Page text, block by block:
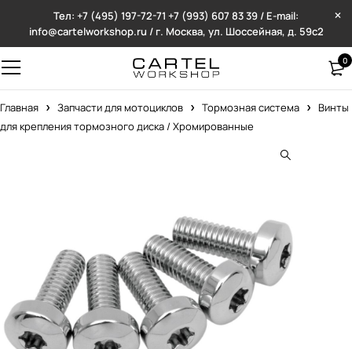
Тел: +7 (495) 197-72-71 +7 (993) 607 83 39 / E-mail:
info@cartelworkshop.ru / г. Москва, ул. Шоссейная, д. 59с2
0
Главная Запчасти для мотоциклов Тормозная система
Винты
для крепления тормозного диска / Хромированные